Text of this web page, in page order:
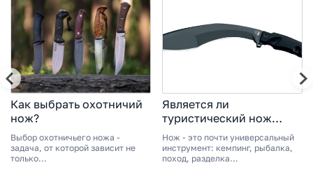
Как выбрать охотничий
нож?
Выбор охотничьего ножа -
задача, от которой зависит не
только...
Является ли
туристический нож
холодным оружием?
Нож - это почти универсальный
инструмент: кемпинг, рыбалка,
поход, разделка...